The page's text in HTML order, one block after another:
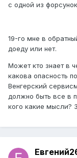
с одной из
19-го мне в
доеду или нет.
Может кто знает в
какова опасность
Венгерский
должно быть все в
кого какие мысли?